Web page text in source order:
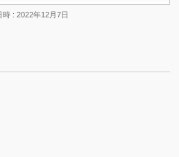
時 : 2022年12月7日